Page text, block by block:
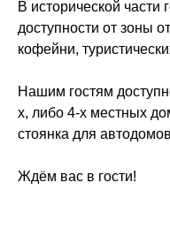
В исторической части
доступности от зоны
кофейни,
Нашим гостям
х, либо 4-х местных
стоянка для автодомов
Ждём вас в гости!